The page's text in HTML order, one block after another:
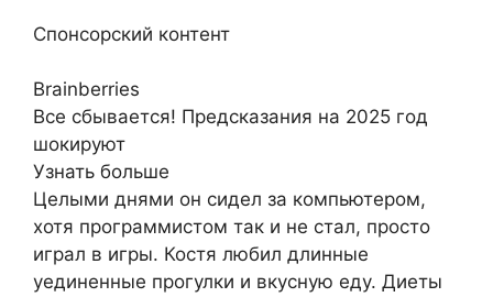
Спонсорский контент
Brainberries
Все сбывается! Предсказания на 2025 год
шокируют
Узнать больше
Целыми днями он сидел за компьютером,
хотя программистом так и не стал, просто
играл в игры. Костя любил длинные
уединенные прогулки и вкусную еду. Диеты